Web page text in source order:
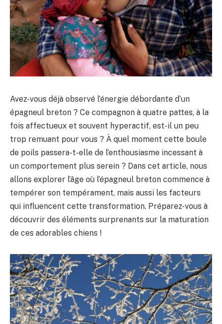
Avez-vous déjà observé l’énergie débordante d’un
épagneul breton ? Ce compagnon à quatre pattes, à la
fois affectueux et souvent hyperactif, est-il un peu
trop remuant pour vous ? À quel moment cette boule
de poils passera-t-elle de l’enthousiasme incessant à
un comportement plus serein ? Dans cet article, nous
allons explorer l’âge où l’épagneul breton commence à
tempérer son tempérament, mais aussi les facteurs
qui influencent cette transformation. Préparez-vous à
découvrir des éléments surprenants sur la maturation
de ces adorables chiens !